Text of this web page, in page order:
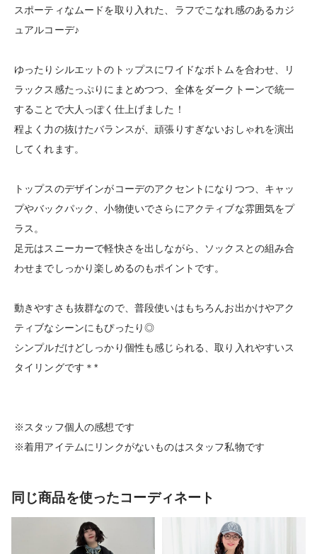
スポーティなムードを取り入れた、ラフでこなれ感のあるカジ
ュアルコーデ♪
ゆったりシルエットのトップスにワイドなボトムを合わせ、リ
ラックス感たっぷりにまとめつつ、全体をダークトーンで統一
することで大人っぽく仕上げました！
程よく力の抜けたバランスが、頑張りすぎないおしゃれを演出
してくれます。
トップスのデザインがコーデのアクセントになりつつ、キャッ
プやバックパック、小物使いでさらにアクティブな雰囲気をプ
ラス。
足元はスニーカーで軽快さを出しながら、ソックスとの組み合
わせまでしっかり楽しめるのもポイントです。
動きやすさも抜群なので、普段使いはもちろんお出かけやアク
ティブなシーンにもぴったり◎
シンプルだけどしっかり個性も感じられる、取り入れやすいス
タイリングです＊*
※スタッフ個人の感想です
※着用アイテムにリンクがないものはスタッフ私物です
同じ商品を使ったコーディネート